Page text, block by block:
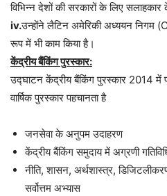
विभिन्न देशों की सरकारों के लिए
iv.उन्होंने लैटिन अमेरिकी अध्ययन निगम
रूप में भी काम किया है।
केंद्रीय बैंकिंग पुरस्कार:
उद्घाटन केंद्रीय बैंकिंग पुरस्कार 2014 में
वार्षिक पुरस्कार पहचानता है
जनसेवा के अनुपम उदाहरण
केंद्रीय बैंकिंग समुदाय में अग्रणी
नीति, शासन, अर्थशास्त्र,
सर्वोत्तम अभ्यास